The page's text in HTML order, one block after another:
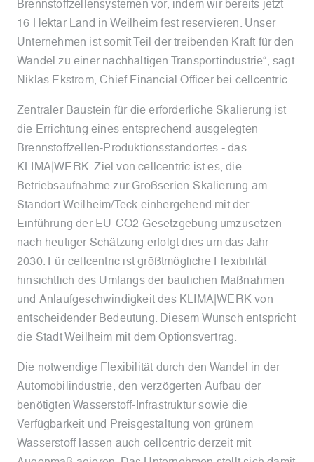
Brennstoffzellensystemen vor, indem wir bereits jetzt
16 Hektar Land in Weilheim fest reservieren. Unser
Unternehmen ist somit Teil der treibenden Kraft für den
Wandel zu einer nachhaltigen Transportindustrie“, sagt
Niklas Ekström, Chief Financial Officer bei cellcentric.
Zentraler Baustein für die erforderliche Skalierung ist
die Errichtung eines entsprechend ausgelegten
Brennstoffzellen-Produktionsstandortes - das
KLIMA|WERK. Ziel von cellcentric ist es, die
Betriebsaufnahme zur Großserien-Skalierung am
Standort Weilheim/Teck einhergehend mit der
Einführung der EU-CO2-Gesetzgebung umzusetzen -
nach heutiger Schätzung erfolgt dies um das Jahr
2030. Für cellcentric ist größtmögliche Flexibilität
hinsichtlich des Umfangs der baulichen Maßnahmen
und Anlaufgeschwindigkeit des KLIMA|WERK von
entscheidender Bedeutung. Diesem Wunsch entspricht
die Stadt Weilheim mit dem Optionsvertrag.
Die notwendige Flexibilität durch den Wandel in der
Automobilindustrie, den verzögerten Aufbau der
benötigten Wasserstoff-Infrastruktur sowie die
Verfügbarkeit und Preisgestaltung von grünem
Wasserstoff lassen auch cellcentric derzeit mit